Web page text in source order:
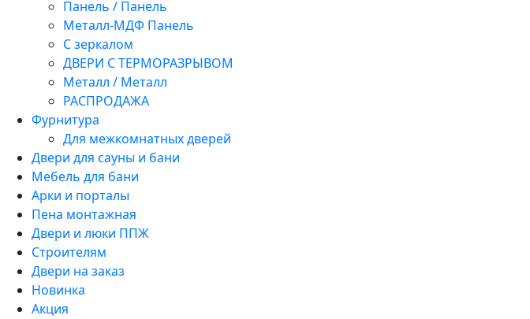
Панель / Панель
Металл-МДФ Панель
С зеркалом
ДВЕРИ С ТЕРМОРАЗРЫВОМ
Металл / Металл
РАСПРОДАЖА
Фурнитура
Для межкомнатных дверей
Двери для сауны и бани
Мебель для бани
Арки и порталы
Пена монтажная
Двери и люки ППЖ
Строителям
Двери на заказ
Новинка
Акция